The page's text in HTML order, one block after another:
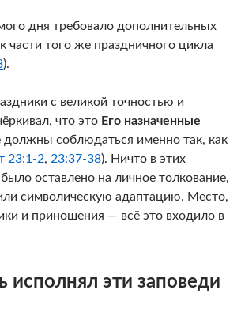
дня требовало дополнительных
части того же праздничного цикла
).
с великой точностью и
что это Его назначенные
должны соблюдаться именно так, как
23:1-2, 23:37-38). Ничто в этих
оставлено на личное толкование,
символическую адаптацию. Место,
и приношения — всё это входило в
исполнял эти заповеди